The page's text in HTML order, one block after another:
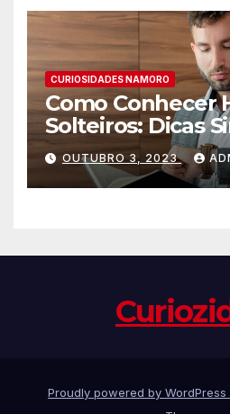
CURIOSIDADES NAMORO
Como Conhecer
Solteiros: Dicas
Encontrar o
Vida
OUTUBRO 3, 2023
Proudly powered by WordPress